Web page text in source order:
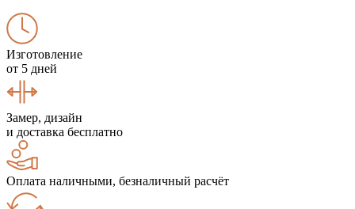
Изготовление
от 5 дней
Замер, дизайн
и доставка бесплатно
Оплата наличными, безналичный расчёт